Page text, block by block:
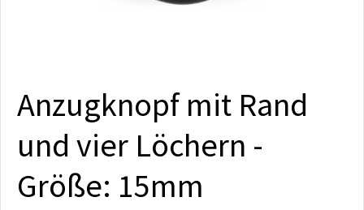
Anzugknopf mit Rand
und vier Löchern -
Größe: 15mm